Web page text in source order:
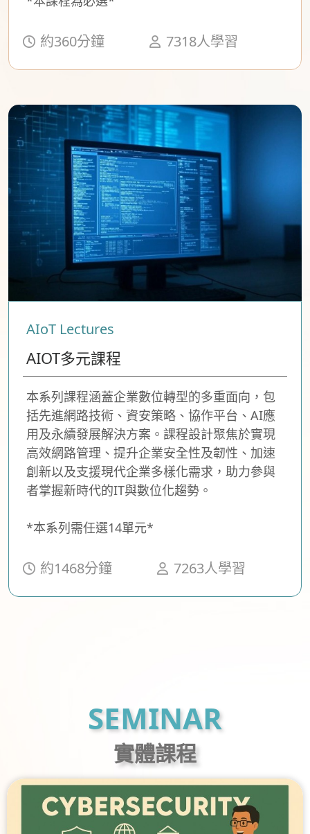
約360分鐘 7318人學習
AIoT Lectures
AIOT多元課程
本系列課程涵蓋企業數位轉型的多重面向，包
括先進網路技術、資安策略、協作平台、AI應
用及永續發展解決方案。課程設計聚焦於實現
高效網路管理、提升企業安全性及韌性、加速
創新以及支援現代企業多樣化需求，助力參與
者掌握新時代的IT與數位化趨勢。
*本系列需任選14單元*
約1468分鐘 7263人學習
SEMINAR
實體課程